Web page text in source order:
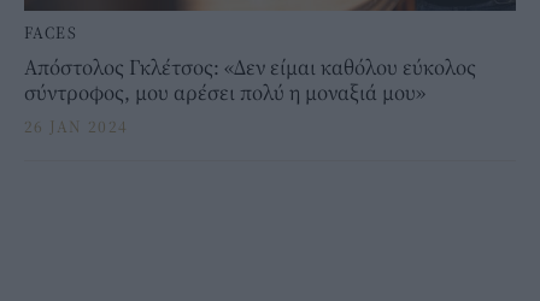
FACES
Απόστολος Γκλέτσος: «Δεν είμαι καθόλου εύκολος
σύντροφος, μου αρέσει πολύ η μοναξιά μου»
26 JAN 2024